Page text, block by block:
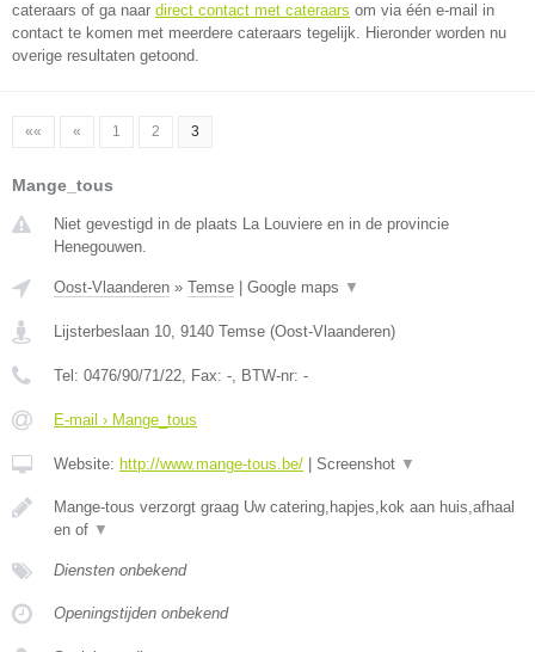
cateraars of ga naar direct contact met cateraars om via één e-mail in
contact te komen met meerdere cateraars tegelijk. Hieronder worden nu
overige resultaten getoond.
«« « 1 2 3
Mange_tous
Niet gevestigd in de plaats La Louviere en in de provincie
Henegouwen.
Oost-Vlaanderen » Temse Google maps ▼
Lijsterbeslaan 10, 9140 Temse (Oost-Vlaanderen)
Tel: 0476/90/71/22, Fax: -, BTW-nr: -
E-mail › Mange_tous
Website: http://www.mange-tous.be/ Screenshot ▼
Mange-tous verzorgt graag Uw catering,hapjes,kok aan huis,afhaal
en of ▼
Diensten onbekend
Openingstijden onbekend